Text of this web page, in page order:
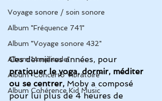
Voyage sonore / soin sonore
Album "Fréquence 741"
Album "Voyage sonore 432"
Album "Amplitude"
Album "Concerto Vibratoire"
Album Cohérence Kid Music
Ces dernières années, pour
pratiquer le yoga, dormir, méditer
ou se centrer, Moby a composé
pour lui plus de 4 heures de